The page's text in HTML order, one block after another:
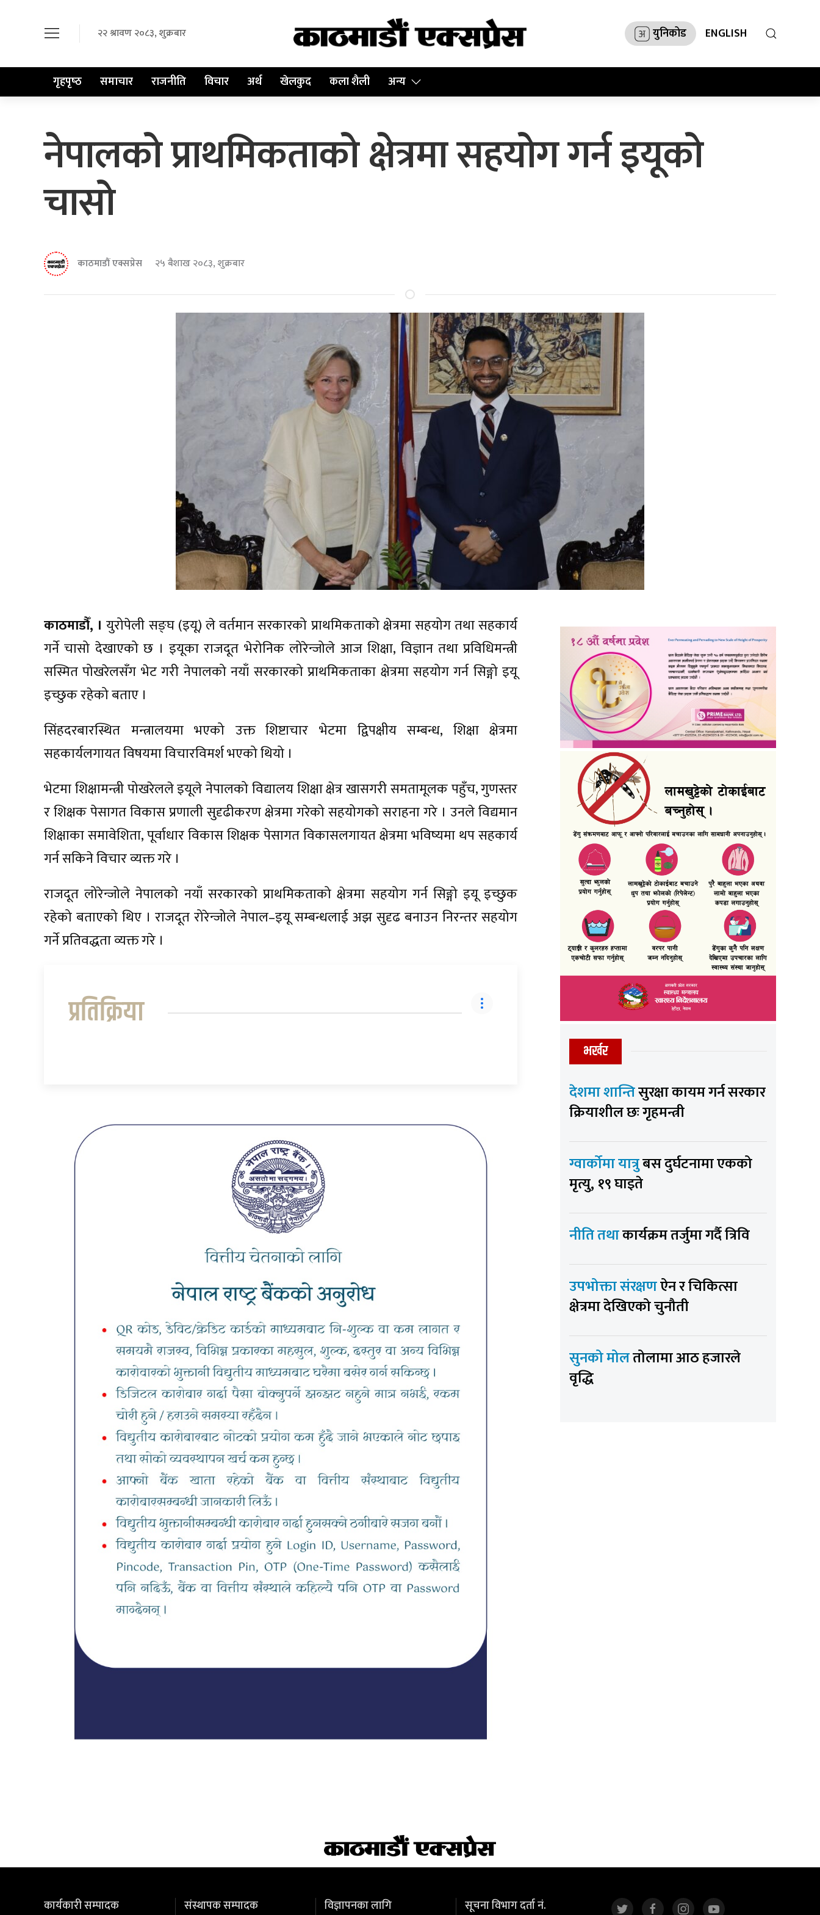
२२ श्रावण २०८३, शुक्रबार युनिकोड ENGLISH
गृहपृष्‍ठ समाचार राजनीति विचार अर्थ खेलकुद कला शैली अन्य
नेपालको प्राथमिकताको क्षेत्रमा सहयोग गर्न इयूको
चासो
काठमाडौं एक्सप्रेस २५ बैशाख २०८३, शुक्रबार
काठमाडौँ, । युरोपेली सङ्घ (इयू) ले वर्तमान सरकारको प्राथमिकताको क्षेत्रमा सहयोग तथा सहकार्य
गर्ने चासो देखाएको छ । इयूका राजदूत भेरोनिक लोरेन्जोले आज शिक्षा, विज्ञान तथा प्रविधिमन्त्री
सस्मित पोखरेलसँग भेट गरी नेपालको नयाँ सरकारको प्राथमिकताका क्षेत्रमा सहयोग गर्न सिङ्गो इयू
इच्छुक रहेको बताए ।
सिंहदरबारस्थित मन्त्रालयमा भएको उक्त शिष्टाचार भेटमा द्विपक्षीय सम्बन्ध, शिक्षा क्षेत्रमा
सहकार्यलगायत विषयमा विचारविमर्श भएको थियो ।
भेटमा शिक्षामन्त्री पोखरेलले इयूले नेपालको विद्यालय शिक्षा क्षेत्र खासगरी समतामूलक पहुँच, गुणस्तर
र शिक्षक पेसागत विकास प्रणाली सुदृढीकरण क्षेत्रमा गरेको सहयोगको सराहना गरे । उनले विद्यमान
शिक्षाका समावेशिता, पूर्वाधार विकास शिक्षक पेसागत विकासलगायत क्षेत्रमा भविष्यमा थप सहकार्य
गर्न सकिने विचार व्यक्त गरे ।
राजदूत लोरेन्जोले नेपालको नयाँ सरकारको प्राथमिकताको क्षेत्रमा सहयोग गर्न सिङ्गो इयू इच्छुक
रहेको बताएको थिए । राजदूत रोरेन्जोले नेपाल–इयू सम्बन्धलाई अझ सुदृढ बनाउन निरन्तर सहयोग
गर्ने प्रतिवद्धता व्यक्त गरे ।
प्रतिक्रिया
भर्खर
देशमा शान्तिसुरक्षा कायम गर्न सरकार
क्रियाशील छः गृहमन्त्री
ग्वार्कोमा यात्रुबस दुर्घटनामा एकको
मृत्यु, १९ घाइते
नीति तथाकार्यक्रम तर्जुमा गर्दै त्रिवि
उपभोक्ता संरक्षणऐन र चिकित्सा
क्षेत्रमा देखिएको चुनौती
सुनको मोलतोलामा आठ हजारले
वृद्धि
कार्यकारी सम्पादक संस्थापक सम्पादक विज्ञापनका लागि
सूचना विभाग दर्ता नं.